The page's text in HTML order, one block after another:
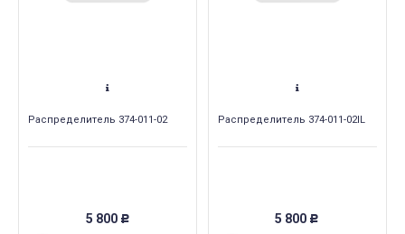
Распределитель 374-011-02
5 800 Р
Распределитель 374-011-02IL
5 800 Р